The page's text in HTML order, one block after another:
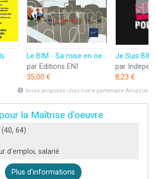
Le BIM - Sa mise en oeuvre à l'heure du chantier numérique
par Editions ENI
35,00 €
8,23 €
livres proposés chez notre partenaire Amazon
la Maîtrise d'oeuvre
(40, 64)
d’emploi, salarié
Plus d'informations